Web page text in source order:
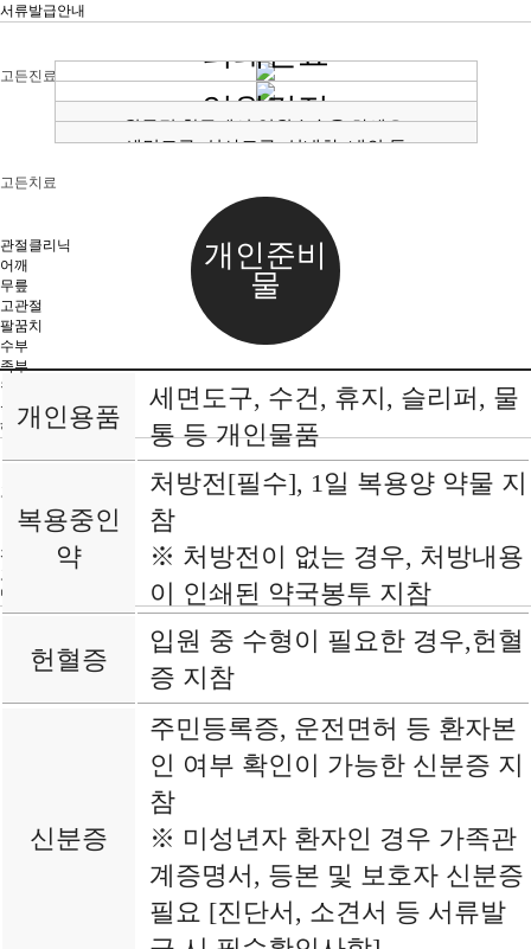
서류발급안내
고든진료
고든치료
관절클리닉
어깨
무릎
고관절
팔꿈치
수부
족부
척추클리닉
목
허리
환자감동스토리
병원소식
외래진료
진료시간 진료예약
STEP 2
입원결정
STEP 3
입원수속
원무팀 창구에서 입원수속을 하세요.
STEP 4
병실입원
세면도구, 식사도구, 실내화, 내의 등
개인준비
물
개인용품
세면도구, 수건, 휴지, 슬리퍼, 물
통 등 개인물품
복용중인
약
처방전[필수], 1일 복용양 약물 지
참
※ 처방전이 없는 경우, 처방내용
이 인쇄된 약국봉투 지참
헌혈증
입원 중 수형이 필요한 경우,헌혈
증 지참
신분증
주민등록증, 운전면허 등 환자본
인 여부 확인이 가능한 신분증 지
참
※ 미성년자 환자인 경우 가족관
계증명서, 등본 및 보호자 신분증
필요 [진단서, 소견서 등 서류발